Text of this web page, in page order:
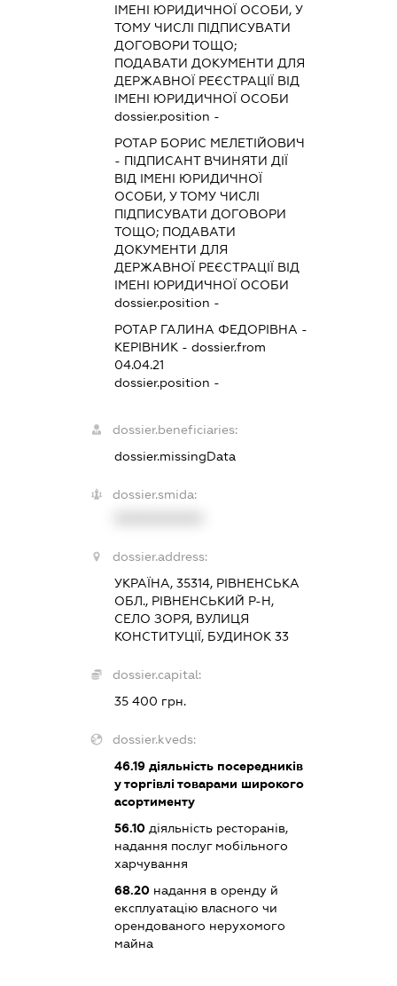
ІМЕНІ ЮРИДИЧНОЇ ОСОБИ, У
ТОМУ ЧИСЛІ ПІДПИСУВАТИ
ДОГОВОРИ ТОЩО;
ПОДАВАТИ ДОКУМЕНТИ ДЛЯ
ДЕРЖАВНОЇ РЕЄСТРАЦІЇ ВІД
ІМЕНІ ЮРИДИЧНОЇ ОСОБИ
dossier.position -
РОТАР БОРИС МЕЛЕТІЙОВИЧ
- ПІДПИСАНТВЧИНЯТИ ДІЇ
ВІД ІМЕНІ ЮРИДИЧНОЇ
ОСОБИ, У ТОМУ ЧИСЛІ
ПІДПИСУВАТИ ДОГОВОРИ
ТОЩО; ПОДАВАТИ
ДОКУМЕНТИ ДЛЯ
ДЕРЖАВНОЇ РЕЄСТРАЦІЇ ВІД
ІМЕНІ ЮРИДИЧНОЇ ОСОБИ
dossier.position -
РОТАР ГАЛИНА ФЕДОРІВНА -
КЕРІВНИК - dossier.from
04.04.21
dossier.position -
dossier.beneficiaries:
dossier.missingData
dossier.smida:
dossier.address:
УКРАЇНА, 35314, РІВНЕНСЬКА
ОБЛ., РІВНЕНСЬКИЙ Р-Н,
СЕЛО ЗОРЯ, ВУЛИЦЯ
КОНСТИТУЦІЇ, БУДИНОК 33
dossier.capital:
35 400 грн.
dossier.kveds:
46.19діяльність посередників
у торгівлі товарами широкого
асортименту
56.10діяльність ресторанів,
надання послуг мобільного
харчування
68.20надання в оренду й
експлуатацію власного чи
орендованого нерухомого
майна